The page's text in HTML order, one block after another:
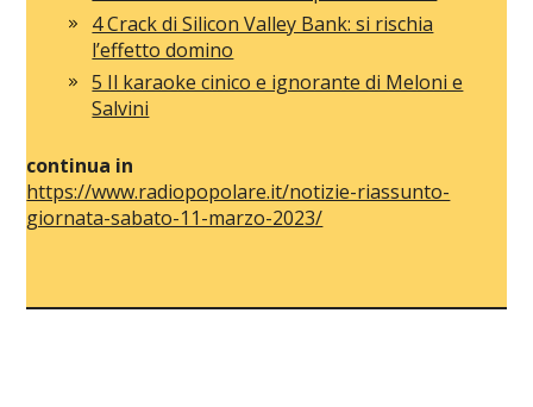
4 Crack di Silicon Valley Bank: si rischia
l’effetto domino
5 Il karaoke cinico e ignorante di Meloni e
Salvini
continua in
https://www.radiopopolare.it/notizie-riassunto-
giornata-sabato-11-marzo-2023/